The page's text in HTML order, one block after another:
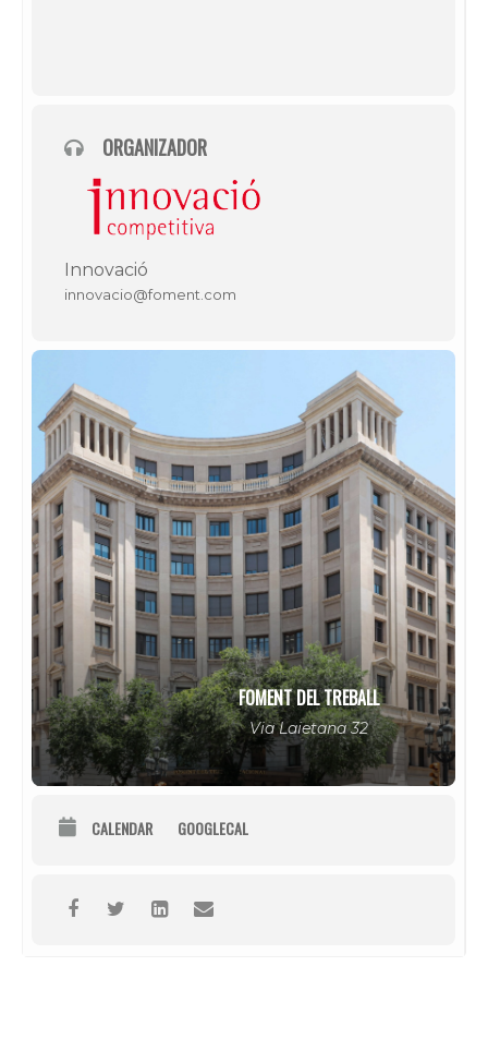
ORGANIZADOR
Innovació
innovacio@foment.com
FOMENT DEL TREBALL
Via Laietana 32
CALENDAR GOOGLECAL